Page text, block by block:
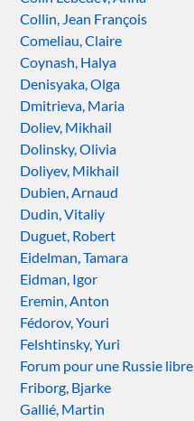
Collin, Jean François
Comeliau, Claire
Coynash, Halya
Denisyaka, Olga
Dmitrieva, Maria
Doliev, Mikhail
Dolinsky, Olivia
Doliyev, Mikhail
Dubien, Arnaud
Dudin, Vitaliy
Duguet, Robert
Eidelman, Tamara
Eidman, Igor
Eremin, Anton
Fédorov, Youri
Felshtinsky, Yuri
Forum pour une Russie libre
Friborg, Bjarke
Gallié, Martin